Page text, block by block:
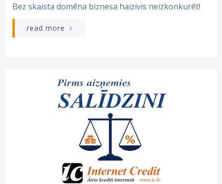
Bez skaista domēna biznesa haizivis neizkonkurēt!
read more